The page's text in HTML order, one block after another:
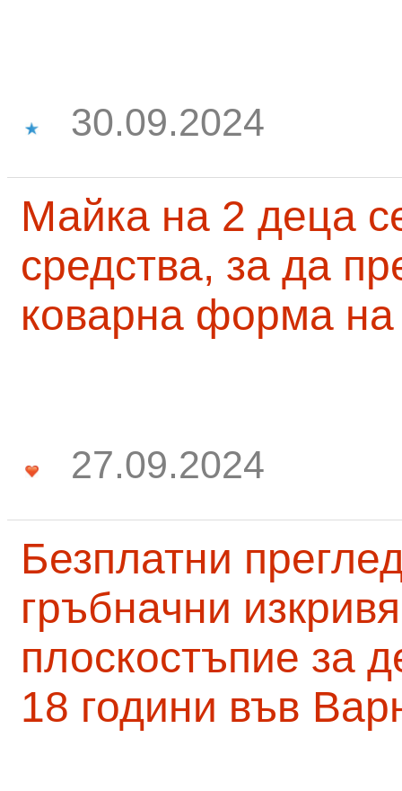
30.09.2024
Майка на 2 деца
средства, за да
коварна форма на
27.09.2024
Безплатни
гръбначни
плоскостъпие за
18 години във